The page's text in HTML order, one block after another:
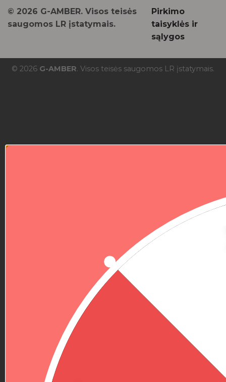
© 2026 G-AMBER. Visos teisės
saugomos LR įstatymais.
Pirkimo
taisyklės ir
sąlygos
© 2026 G-AMBER. Visos teisės saugomos LR įstatymais.